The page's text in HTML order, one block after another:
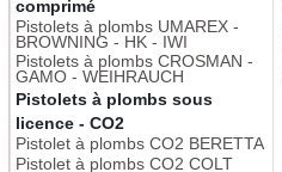
comprimé
Pistolets à plombs UMAREX -
BROWNING - HK - IWI
Pistolets à plombs CROSMAN -
GAMO - WEIHRAUCH
Pistolets à plombs sous
licence - CO2
Pistolet à plombs CO2 BERETTA
Pistolet à plombs CO2 COLT